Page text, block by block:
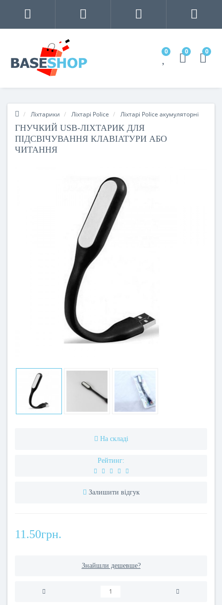
0 0 0
Ліхтарики Ліхтарі Police Ліхтарі Police акумуляторні
ГНУЧКИЙ USB-ЛІХТАРИК ДЛЯ
ПІДСВІЧУВАННЯ КЛАВІАТУРИ АБО
ЧИТАННЯ
На складі
Рейтинг:
Залишити відгук
11.50грн.
Знайшли дешевше?